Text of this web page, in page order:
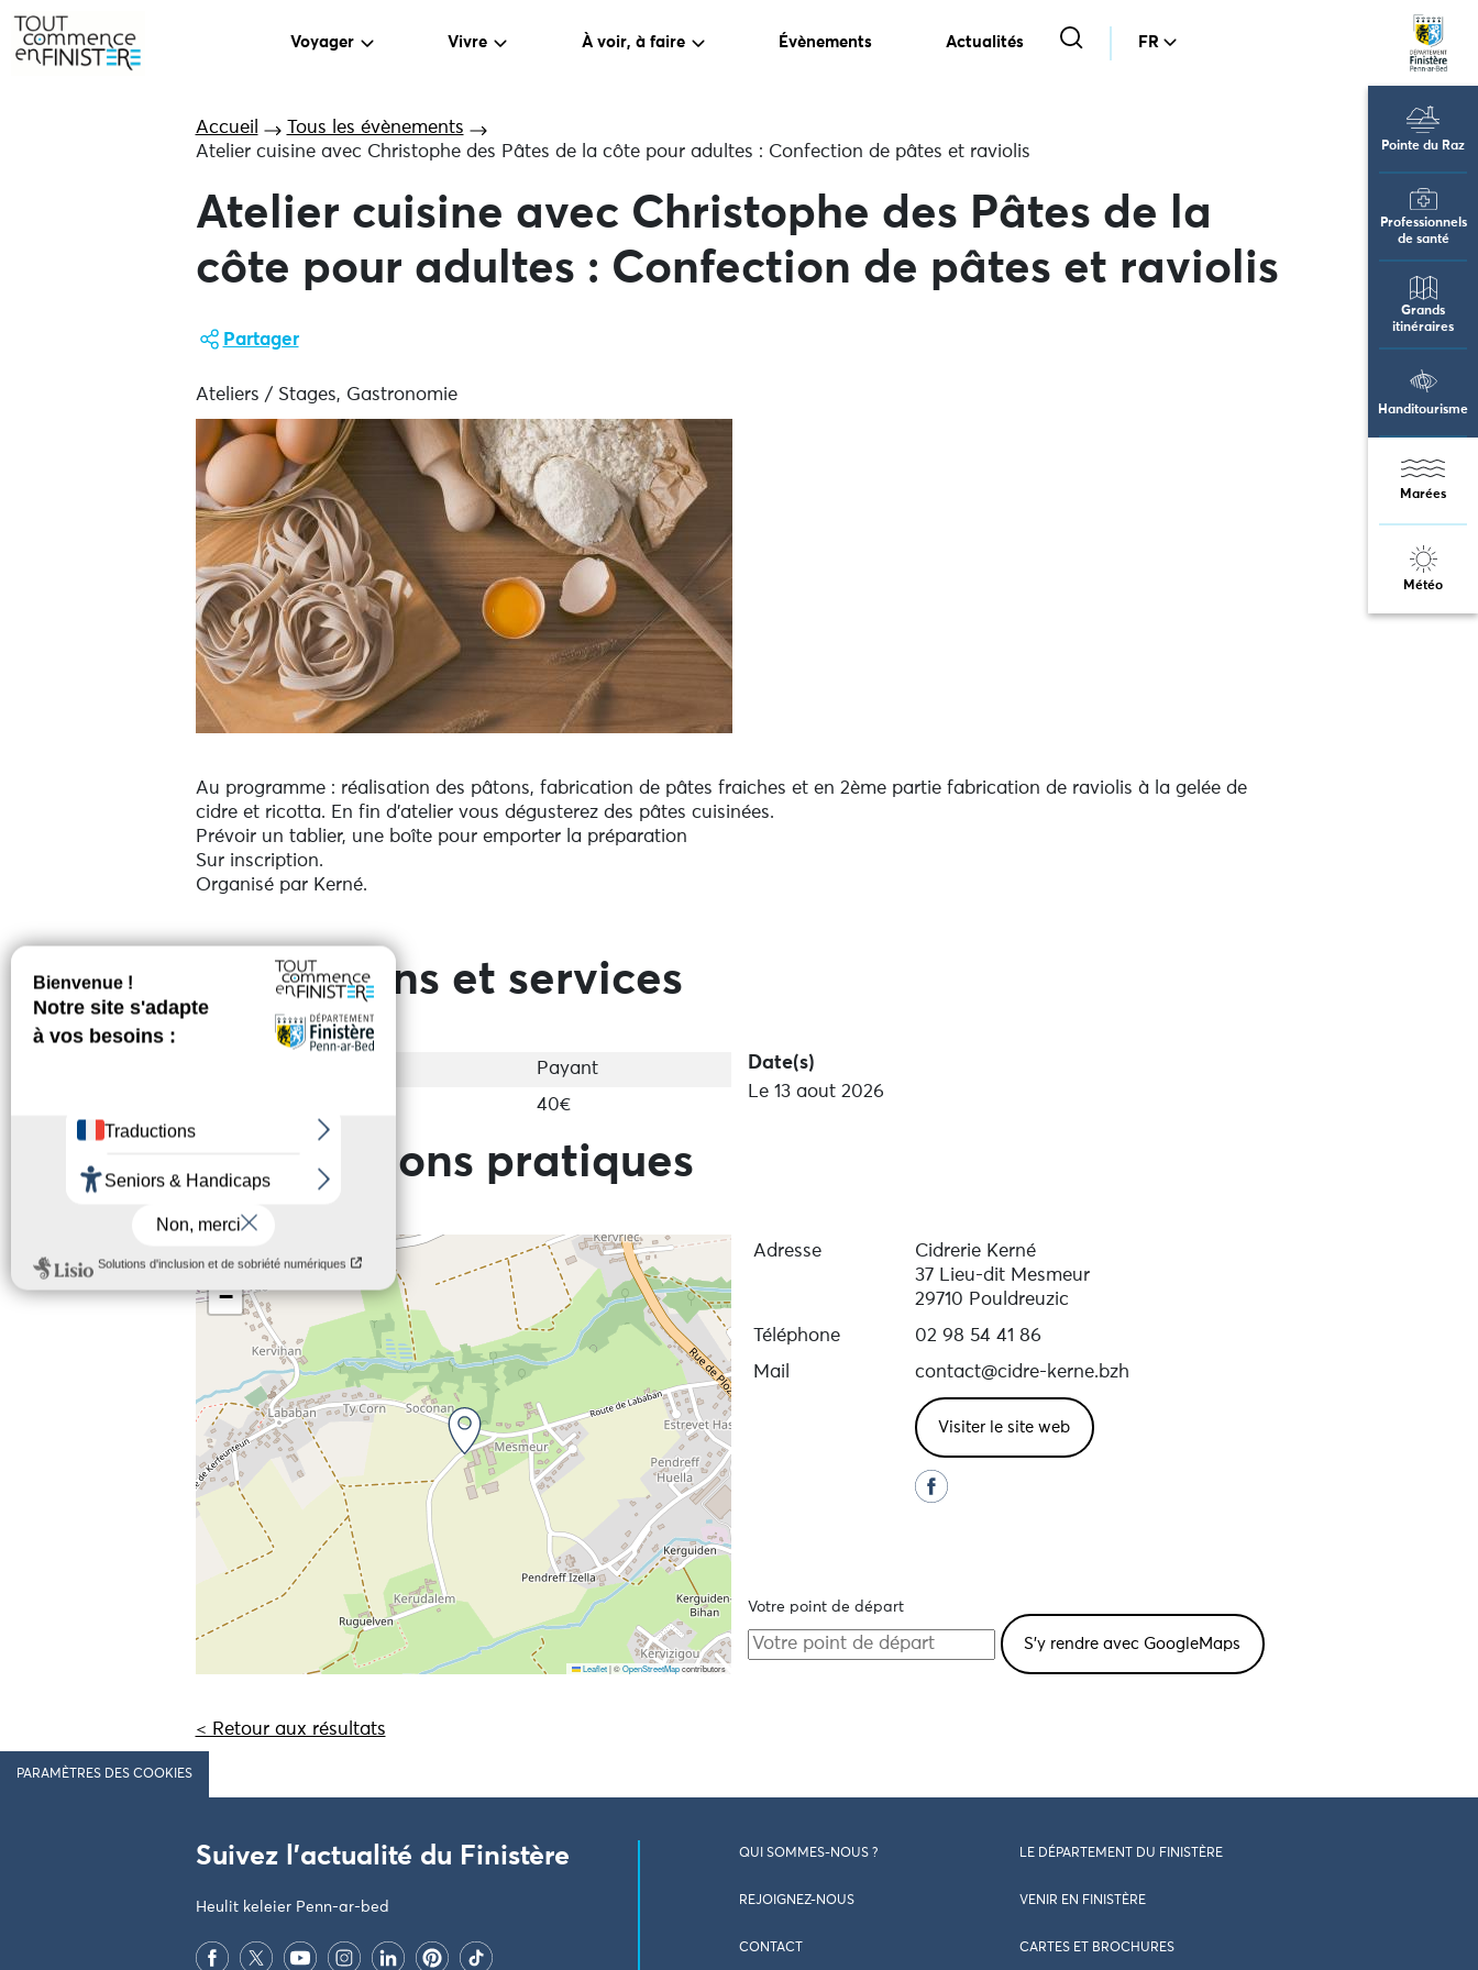
Voyager Vivre À voir, à faire Évènements Actualités FR
Pointe du Raz
Professionnels
de santé
Grands
itinéraires
Handitourisme
Marées
Météo
Accueil
Tous les évènements
Atelier cuisine avec Christophe des Pâtes de la côte pour adultes : Confection de pâtes et raviolis
Atelier cuisine avec Christophe des Pâtes de la
côte pour adultes : Confection de pâtes et raviolis
Partager
Ateliers / Stages, Gastronomie
Au programme : réalisation des pâtons, fabrication de pâtes fraiches et en 2ème partie fabrication de raviolis à la gelée de
cidre et ricotta. En fin d'atelier vous dégusterez des pâtes cuisinées.
Prévoir un tablier, une boîte pour emporter la préparation
Sur inscription.
Organisé par Kerné.
Prestations et services
Payant
40€
Date(s)
Le 13 aout 2026
Informations pratiques
+
−
Leaflet |©OpenStreetMapcontributors
Adresse
Cidrerie Kerné
37 Lieu-dit Mesmeur
29710 Pouldreuzic
Téléphone
02 98 54 41 86
Mail
contact@cidre-kerne.bzh
Visiter le site web
Votre point de départ
< Retour aux résultats
PARAMÈTRES DES COOKIES
Suivez l'actualité du Finistère
Heulit keleier Penn-ar-bed
QUI SOMMES-NOUS ? LE DÉPARTEMENT DU FINISTÈRE
REJOIGNEZ-NOUS VENIR EN FINISTÈRE
CONTACT CARTES ET BROCHURES